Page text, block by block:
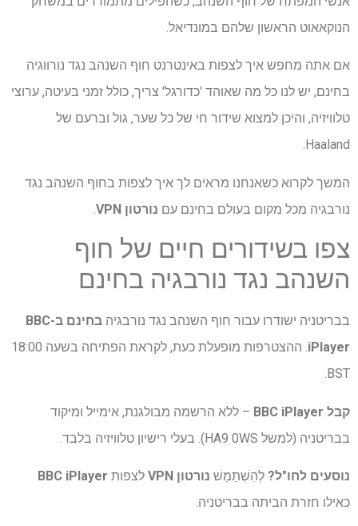
הנוקאאוט הראשון שלהם במונדיאל.
אם אתה מחפש איך לצפות באינטרנט חוף השנהב נגד נורווגיה
בחינם, יש לנו כל מה שאוהד 'כדורגל' צריך, כולל זמני בעיטה, ערוצי
טלוויזיה, והיכן למצוא שידור חי של כל שער, גול וברעם של
Haaland.
המשך לקרוא כשאנחנו מראים לך איך לצפות בחוף השנהב נגד
נורבגיה מכל מקום בעולם בחינם עם נורטון VPN .
צפו בשידורים חיים של חוף
השנהב נגד נורבגיה בחינם
בבריטניה ישודרו עבור חוף השנהב נגד נורבגיה
בחינם ב-BBC
iPlayer
. ההצטרפות מופעלת כעת, לקראת הפתיחה בשעה 18:00
BST.
קבל BBC iPlayer
– ללא הרשמה מבולגנת, אימייל ומיקוד
בבריטניה (למשל HA9 0WS). בעלי רישיון טלוויזיה בלבד.
נוסעים לחו"ל? לְהִשְׁתַמֵשׁ נורטון VPN לצפות BBC iPlayer
כאילו חזרת הביתה בבריטניה.